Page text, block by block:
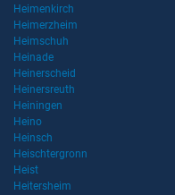
Heimenkirch
Heimerzheim
Heimschuh
Heinade
Heinerscheid
Heinersreuth
Heiningen
Heino
Heinsch
Heischtergronn
Heist
Heitersheim